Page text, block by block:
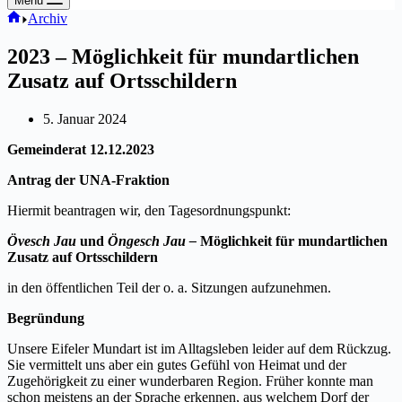
Willkommen
Archiv
2023 – Möglichkeit für mundartlichen
Zusatz auf Ortsschildern
5. Januar 2024
Gemeinderat 12.12.2023
Antrag der UNA-Fraktion
Hiermit beantragen wir, den Tagesordnungspunkt:
Övesch Jau und Öngesch Jau – Möglichkeit für mundartlichen
Zusatz auf Ortsschildern
in den öffentlichen Teil der o. a. Sitzungen aufzunehmen.
Begründung
Unsere Eifeler Mundart ist im Alltagsleben leider auf dem Rückzug.
Sie vermittelt uns aber ein gutes Gefühl von Heimat und der
Zugehörigkeit zu einer wunderbaren Region. Früher konnte man
schon meistens an der Sprache erkennen, aus welchem Dorf der